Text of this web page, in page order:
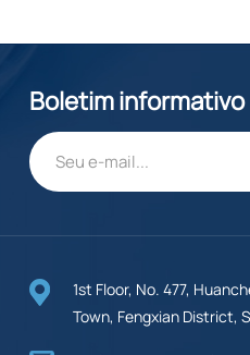
Boletim informativo
1st Floor, No. 477,
Town, Fengxian District,